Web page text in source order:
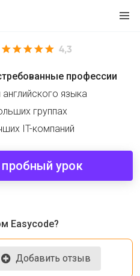
4,3
профессии
языка
группах
IT-компаний
урок
Easycode?
Добавить отзыв